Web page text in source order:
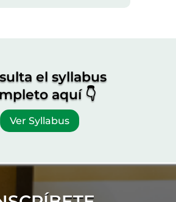
el syllabus
aquí 👇
Ver Syllabus